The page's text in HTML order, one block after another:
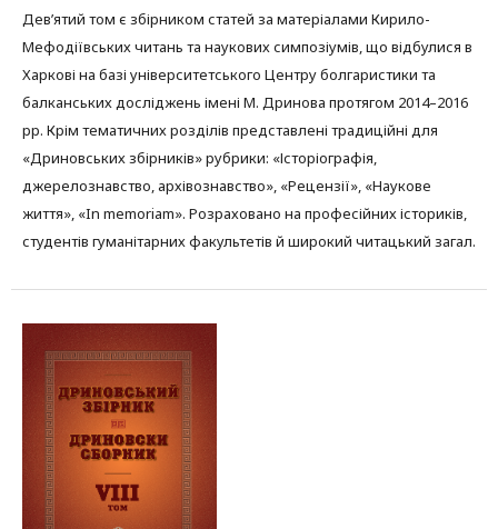
Дев’ятий том є збірником статей за матеріалами Кирило-
Мефодіївських читань та наукових симпозіумів, що відбулися в
Харкові на базі університетського Центру болгаристики та
балканських досліджень імені М. Дринова протягом 2014–2016
рр. Крім тематичних розділів представлені традиційні для
«Дриновських збірників» рубрики: «Історіографія,
джерелознавство, архівознавство», «Рецензії», «Наукове
життя», «In memoriam». Розраховано на професійних істориків,
студентів гуманітарних факультетів й широкий читацький загал.